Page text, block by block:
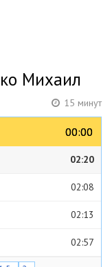
Михаил
15 минут
00:00
00:00
02:20
02:08
02:13
02:57